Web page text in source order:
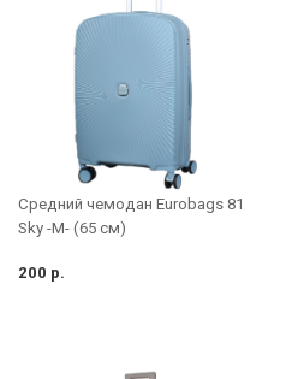
Средний чемодан Eurobags 81
Sky -M- (65 см)
200 р.